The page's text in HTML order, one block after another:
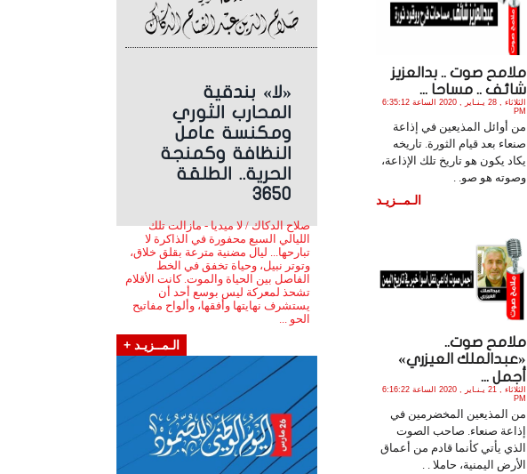
«لا» بندقية
المحارب الثوري
ومكنسة عامل
النظافة وكمنجة
الحرية.. الطلقة
3650
صلاح الدكاك / لا ميديا - مازالت تلك
الليالي السبع محفورة في الذاكرة لا
تبارحها... ليال مضنية مترعة بقلق خلاق،
وتوتر نبيل، وحياة تخفق في الخط
الفاصل بين الحياة والموت. كانت الأقلام
تشحذ لمعركة ليس بوسع أحد أن
يستشرف نهايتها وأفقها، وألواح مفاتيح
الحو ...
الـمــزيـد +
ملامح صوت .. بدالعزيز
شائف .. مساحا ...
الثلاثاء , 28 يـنـاير , 2020 الساعة 6:35:12
PM
من أوائل المذيعين في إذاعة
صنعاء بعد قيام الثورة. تاريخه
يكاد يكون هو تاريخ تلك الإذاعة،
وصوته هو صو. .
الـمــزيـد
ملامح صوت..
«عبدالملك العيزري»
أجمل ...
الثلاثاء , 21 يـنـاير , 2020 الساعة 6:16:22
PM
من المذيعين المخضرمين في
إذاعة صنعاء. صاحب الصوت
الذي يأتي كأنما قادم من أعماق
الأرض اليمنية، حاملا . .